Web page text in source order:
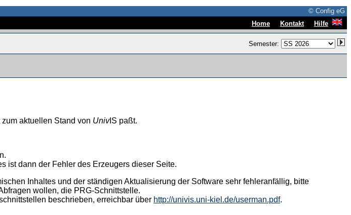
© Config eG
Home Kontakt Hilfe
Semester:
aktuellen Stand von UnivIS paßt.
ist dann der Fehler des Erzeugers dieser Seite.
Inhaltes und der ständigen Aktualisierung der Software sehr fehleranfällig, bitte
wollen, die PRG-Schnittstelle.
beschrieben, erreichbar über http://univis.uni-kiel.de/userman.pdf.